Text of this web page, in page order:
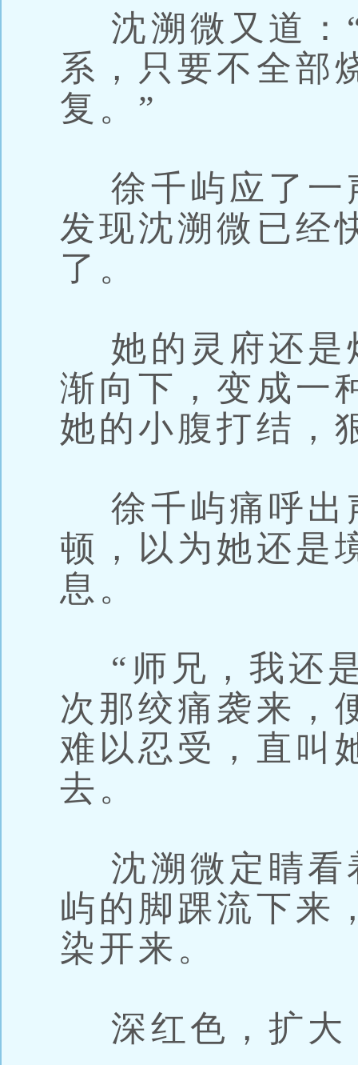
沈溯微又道：
系，只要不全部
复。”
徐千屿应了一
发现沈溯微已经
了。
她的灵府还是
渐向下，变成一
她的小腹打结，
徐千屿痛呼出
顿，以为她还是
息。
“师兄，我还
次那绞痛袭来，
难以忍受，直叫
去。
沈溯微定睛看
屿的脚踝流下来
染开来。
深红色，扩大